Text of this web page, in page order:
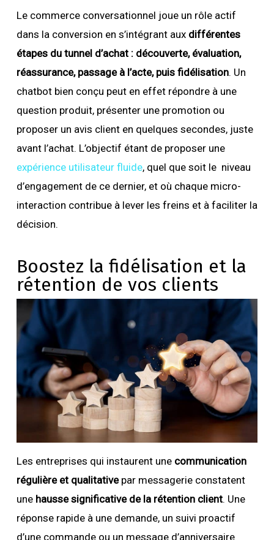
Le commerce conversationnel joue un rôle actif
dans la conversion en s’intégrant aux différentes
étapes du tunnel d’achat : découverte, évaluation,
réassurance, passage à l’acte, puis fidélisation. Un
chatbot bien conçu peut en effet répondre à une
question produit, présenter une promotion ou
proposer un avis client en quelques secondes, juste
avant l’achat. L’objectif étant de proposer une
expérience utilisateur fluide, quel que soit le niveau
d’engagement de ce dernier, et où chaque micro-
interaction contribue à lever les freins et à faciliter la
décision.
Boostez la fidélisation et la
rétention de vos clients
Les entreprises qui instaurent une communication
régulière et qualitative par messagerie constatent
une hausse significative de la rétention client. Une
réponse rapide à une demande, un suivi proactif
d’une commande ou un message d’anniversaire